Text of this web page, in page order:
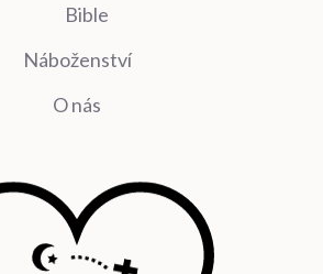
Bible
Náboženství
O nás